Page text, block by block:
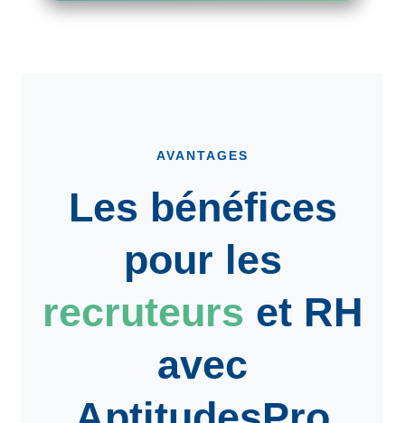
AVANTAGES
Les bénéfices
pour les
recruteurs et RH
avec